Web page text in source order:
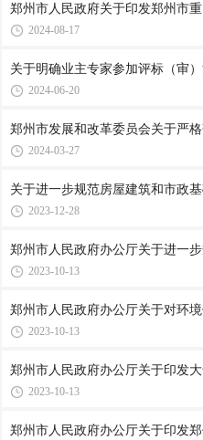
郑州市人民政府关于印发郑州市
2024-08-17
关于明确业主专家参加评标（审
2024-06-20
郑州市发展和改革委员会关于严
2024-03-27
关于进一步规范房屋建筑和市政
2023-12-28
郑州市人民政府办公厅关于进一
2023-10-13
郑州市人民政府办公厅关于对环
2023-10-13
郑州市人民政府办公厅关于印发
2023-10-13
郑州市人民政府办公厅关于印发